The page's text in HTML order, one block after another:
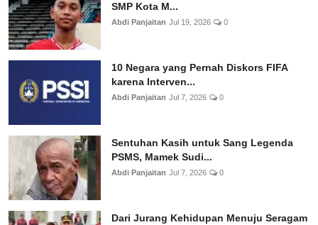
SMP Kota M...
Abdi Panjaitan Jul 19, 2026 0
10 Negara yang Pernah Diskors FIFA
karena Interven...
Abdi Panjaitan Jul 7, 2026 0
Sentuhan Kasih untuk Sang Legenda
PSMS, Mamek Sudi...
Abdi Panjaitan Jul 7, 2026 0
Dari Jurang Kehidupan Menuju Seragam